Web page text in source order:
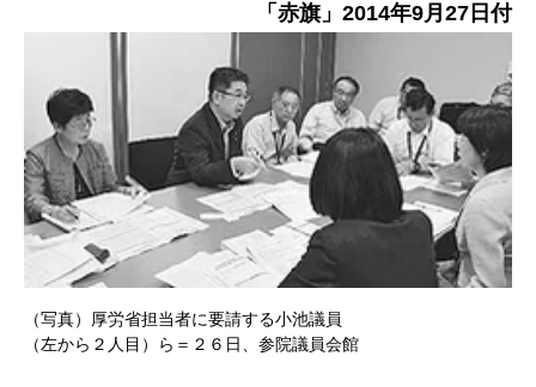
「赤旗」2014年9月27日付
（写真）厚労省担当者に要請する小池議員
（左から２人目）ら＝２６日、参院議員会館